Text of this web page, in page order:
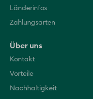
Länderinfos
Zahlungsarten
Über uns
Kontakt
Vorteile
Nachhaltigkeit